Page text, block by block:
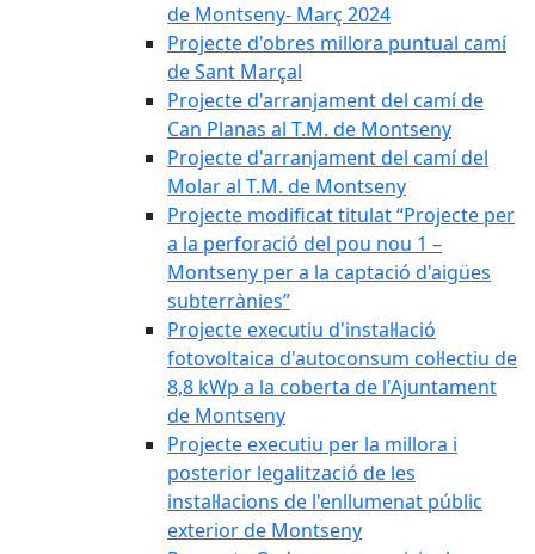
de Montseny- Març 2024
Projecte d'obres millora puntual camí
de Sant Marçal
Projecte d'arranjament del camí de
Can Planas al T.M. de Montseny
Projecte d'arranjament del camí del
Molar al T.M. de Montseny
Projecte modificat titulat “Projecte per
a la perforació del pou nou 1 –
Montseny per a la captació d'aigües
subterrànies”
Projecte executiu d'instal·lació
fotovoltaica d'autoconsum col·lectiu de
8,8 kWp a la coberta de l'Ajuntament
de Montseny
Projecte executiu per la millora i
posterior legalització de les
instal·lacions de l'enllumenat públic
exterior de Montseny